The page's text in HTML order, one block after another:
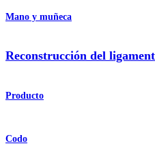
Mano y muñeca
Reconstrucción del
Producto
Codo